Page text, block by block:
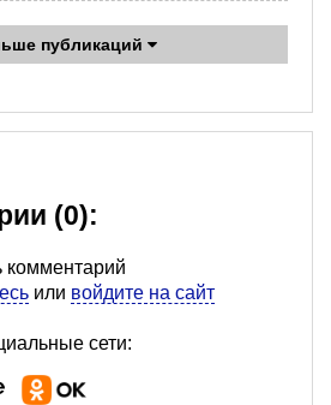
публикаций
(0):
комментарий
или войдите на сайт
сети: